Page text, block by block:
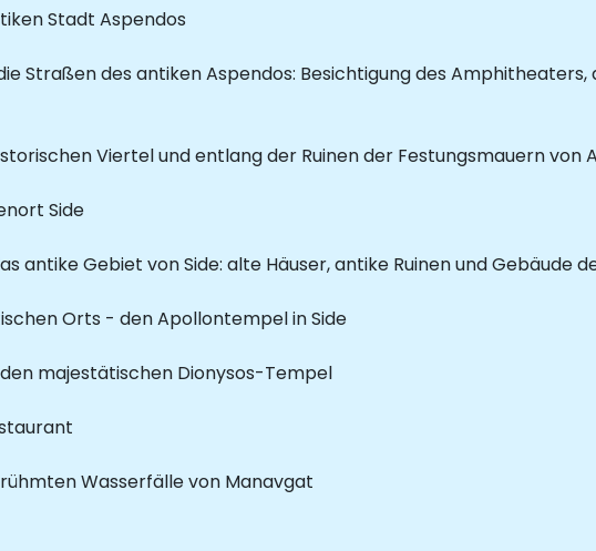
Stadt Aspendos
Straßen des antiken Aspendos: Besichtigung des
Viertel und entlang der Ruinen der Festungsmauern von
Side
antike Gebiet von Side: alte Häuser, antike Ruinen und Gebäude
Orts - den Apollontempel in Side
majestätischen Dionysos-Tempel
Wasserfälle von Manavgat